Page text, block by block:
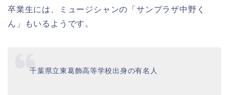
卒業生には、ミュージシャンの「サンプラザ中野く
ん」もいるようです。
千葉県立東葛飾高等学校出身の有名人